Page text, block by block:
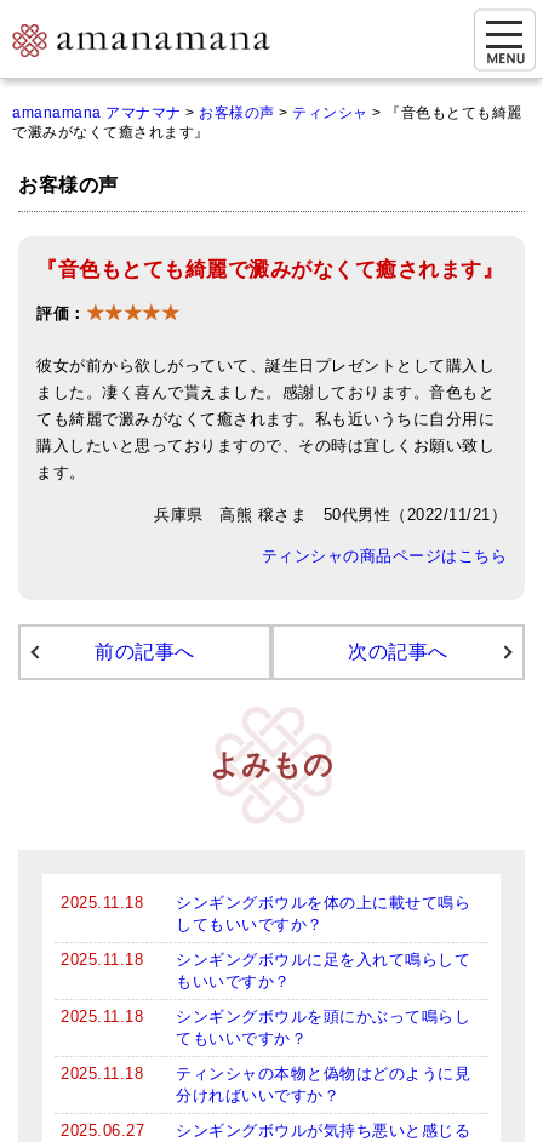
ご来店予約（実店舗）
倍音呼吸法レッスン
オンラインショップ
●新・鍛造スペシャル
マンダラ彫（黒・渋金）
スティック・マレット・リング（台座）
アマナマナのティンシャ
プレミアム・ティンシャ（L・M）
ベーシック・ティンシャ（4種）
ティンシャケース
amanamana アマナマナ > お客様の声 > ティンシャ >
『音色もとても綺麗
で澱みがなくて癒されます』
お客様の声
『音色もとても綺麗で澱みがなくて癒されます』
評価： ★★★★★
彼女が前から欲しがっていて、誕生日プレゼントとして購入し
ました。凄く喜んで貰えました。感謝しております。音色もと
ても綺麗で澱みがなくて癒されます。私も近いうちに自分用に
購入したいと思っておりますので、その時は宜しくお願い致し
ます。
兵庫県 高熊 穣さま 50代男性（2022/11/21）
ティンシャの商品ページはこちら
前の記事へ 次の記事へ
よみもの
2025.11.18
シンギングボウルを体の上に載せて鳴ら
してもいいですか？
2025.11.18
シンギングボウルに足を入れて鳴らして
もいいですか？
2025.11.18
シンギングボウルを頭にかぶって鳴らし
てもいいですか？
2025.11.18
ティンシャの本物と偽物はどのように見
分ければいいですか？
2025.06.27
シンギングボウルが気持ち悪いと感じる